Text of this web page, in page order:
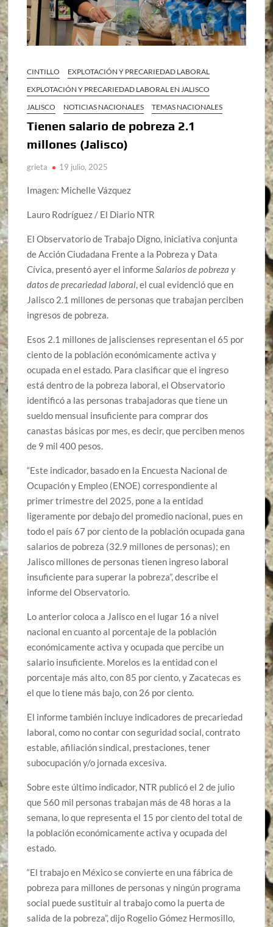
CINTILLO
EXPLOTACIÓN Y PRECARIEDAD LABORAL
EXPLOTACIÓN Y PRECARIEDAD LABORAL EN JALISCO
JALISCO
NOTICIAS NACIONALES TEMAS NACIONALES
Tienen salario de pobreza 2.1
millones (Jalisco)
grieta 19 julio, 2025
Imagen: Michelle Vázquez
Lauro Rodríguez / El Diario NTR
El Observatorio de Trabajo Digno, iniciativa conjunta
de Acción Ciudadana Frente a la Pobreza y Data
Cívica, presentó ayer el informeSalarios de pobreza y
datos de precariedad laboral, el cual evidenció que en
Jalisco 2.1 millones de personas que trabajan perciben
ingresos de pobreza.
Esos 2.1 millones de jaliscienses representan el 65 por
ciento de la población económicamente activa y
ocupada en el estado. Para clasificar que el ingreso
está dentro de la pobreza laboral, el Observatorio
identificó a las personas trabajadoras que tiene un
sueldo mensual insuficiente para comprar dos
canastas básicas por mes, es decir, que perciben menos
de 9 mil 400 pesos.
“Este indicador, basado en la Encuesta Nacional de
Ocupación y Empleo (ENOE) correspondiente al
primer trimestre del 2025, pone a la entidad
ligeramente por debajo del promedio nacional, pues en
todo el país 67 por ciento de la población ocupada gana
salarios de pobreza (32.9 millones de personas); en
Jalisco millones de personas tienen ingreso laboral
insuficiente para superar la pobreza”, describe el
informe del Observatorio.
Lo anterior coloca a Jalisco en el lugar 16 a nivel
nacional en cuanto al porcentaje de la población
económicamente activa y ocupada que percibe un
salario insuficiente. Morelos es la entidad con el
porcentaje más alto, con 85 por ciento, y Zacatecas es
el que lo tiene más bajo, con 26 por ciento.
El informe también incluye indicadores de precariedad
laboral, como no contar con seguridad social, contrato
estable, afiliación sindical, prestaciones, tener
subocupación y/o jornada excesiva.
Sobre este último indicador, NTR publicó el 2 de julio
que 560 mil personas trabajan más de 48 horas a la
semana, lo que representa el 15 por ciento del total de
la población económicamente activa y ocupada del
estado.
“El trabajo en México se convierte en una fábrica de
pobreza para millones de personas y ningún programa
social puede sustituir al trabajo como la puerta de
salida de la pobreza”, dijo Rogelio Gómez Hermosillo,